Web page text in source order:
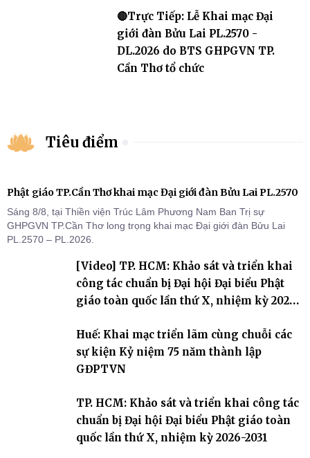
🔴Trực Tiếp: Lễ Khai mạc Đại
giới đàn Bửu Lai PL.2570 -
DL.2026 do BTS GHPGVN TP.
Cần Thơ tổ chức
Tiêu điểm
Phật giáo TP.Cần Thơ khai mạc Đại giới đàn Bửu Lai PL.2570
Sáng 8/8, tại Thiền viện Trúc Lâm Phương Nam Ban Trị sự
GHPGVN TP.Cần Thơ long trọng khai mạc Đại giới đàn Bửu Lai
PL.2570 – PL.2026.
[Video] TP. HCM: Khảo sát và triển khai
công tác chuẩn bị Đại hội Đại biểu Phật
giáo toàn quốc lần thứ X, nhiệm kỳ 2026-
Huế: Khai mạc triển lãm cùng chuỗi các
sự kiện Kỷ niệm 75 năm thành lập
GĐPTVN
TP. HCM: Khảo sát và triển khai công tác
chuẩn bị Đại hội Đại biểu Phật giáo toàn
quốc lần thứ X, nhiệm kỳ 2026-2031